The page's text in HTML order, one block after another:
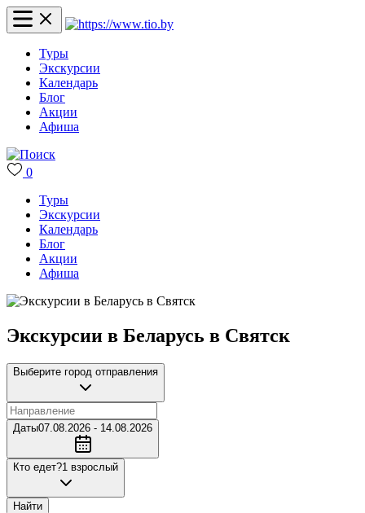
Туры
Экскурсии
Календарь
Блог
Акции
Афиша
0
Туры
Экскурсии
Календарь
Блог
Акции
Афиша
Экскурсии в Беларусь в Святск
Выберите город отправления
Даты07.08.2026 - 14.08.2026
Кто едет?1 взрослый
Найти